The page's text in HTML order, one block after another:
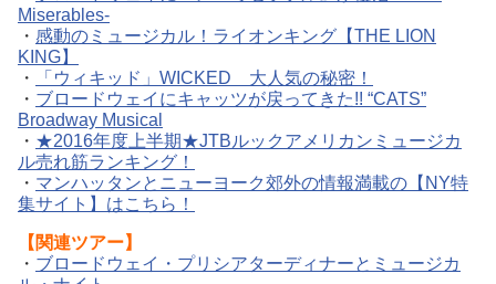
Miserables-
・ 感動のミュージカル！ライオンキング【THE LION
KING】
・
「ウィキッド」WICKED 大人気の秘密！
・ ブロードウェイにキャッツが戻ってきた!! “CATS”
Broadway Musical
・ ★2016年度上半期★JTBルックアメリカンミュージカ
ル売れ筋ランキング！
・ マンハッタンとニューヨーク郊外の情報満載の【NY特
集サイト】はこちら！
【関連ツアー】
・ ブロードウェイ・プリシアターディナーとミュージカ